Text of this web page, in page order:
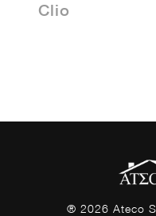
Clio
® 2026 Ateco